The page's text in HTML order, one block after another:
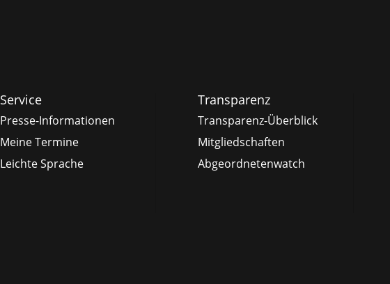
Service
Presse-Informationen
Meine Termine
Leichte Sprache
Transparenz
Transparenz-Überblick
Mitgliedschaften
Abgeordnetenwatch